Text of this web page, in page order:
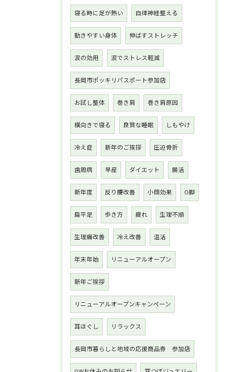
寝る時に足が熱い 自律神経整える
動きやすい身体 伸ばすストレッチ
涙の効用 涙でストレス軽減
長岡市ポッキリパスポート参加店
お試し整体 巻き肩 巻き肩原因
横向きで寝る 良質な睡眠 しもやけ
冷え症 新年のご挨拶 圧迫骨折
歯周病 早産 ダイエット 腸活
新年度 反り腰改善 小顔効果 O脚
扁平足 歩き方 疲れ 生理不順
生理痛改善 冷え改善 温活
年末年始 リニューアルオープン
新年ご挨拶
リニューアルオープンキャンペーン
耳ほぐし リラックス
長岡市暮らしと地域の応援商品券 参加店